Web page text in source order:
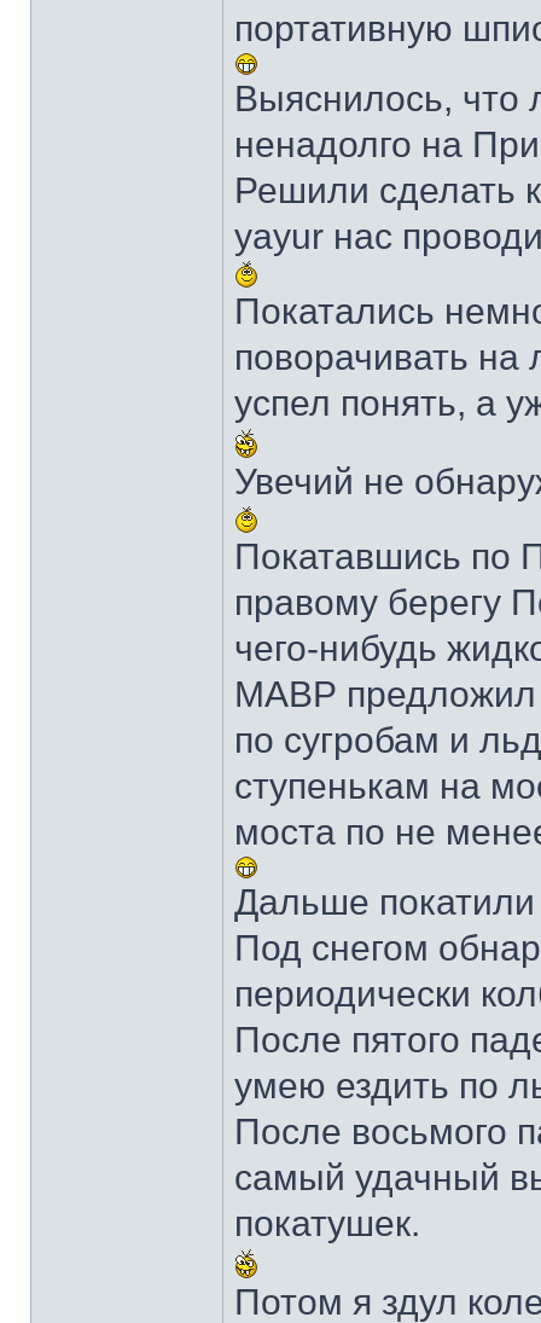
портативную
Выяснилось, что
ненадолго на
Решили сделать
yayur нас
Покатались
поворачивать на
успел понять, а
Увечий не
Покатавшись по
правому берегу
чего-нибудь
МАВР предложил
по сугробам и
ступенькам на
моста по не
Дальше
Под снегом
периодически
После пятого
умею ездить по
После восьмого
самый удачный
покатушек.
Потом я здул